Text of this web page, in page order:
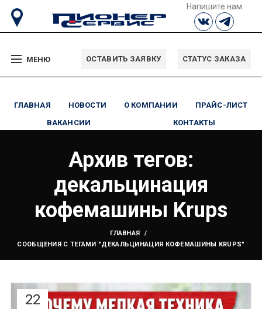
Напишите нам
МЕНЮ ОСТАВИТЬ ЗАЯВКУ СТАТУС ЗАКАЗА
ГЛАВНАЯ НОВОСТИ О КОМПАНИИ
ПРАЙС-ЛИСТ
ВАКАНСИИ
КОНТАКТЫ
Архив тегов:
декальцинация
кофемашины Krups
ГЛАВНАЯ
СООБЩЕНИЯ С ТЕГАМИ "ДЕКАЛЬЦИНАЦИЯ КОФЕМАШИНЫ KRUPS"
22